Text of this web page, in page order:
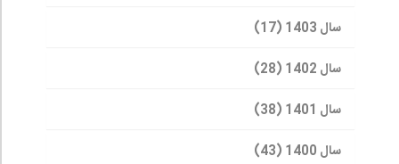
سال 1403 (17)
سال 1402 (28)
سال 1401 (38)
سال 1400 (43)